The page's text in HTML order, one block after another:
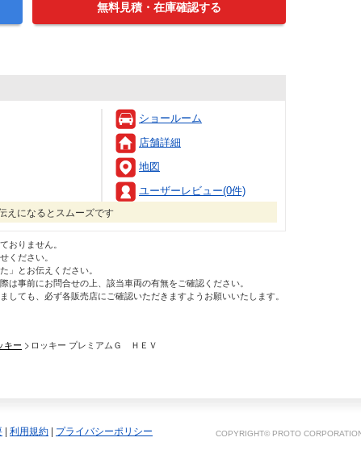
無料見積・在庫確認する
ショールーム
店舗詳細
地図
ユーザーレビュー(0件)
えになるとスムーズです
おりません。
ください。
」とお伝えください。
事前にお問合せの上、該当車両の有無をご確認ください。
しても、必ず各販売店にご確認いただきますようお願いいたします。
キー ロッキー プレミアムＧ ＨＥＶ
利用規約 プライバシーポリシー COPYRIGHT© PROTO